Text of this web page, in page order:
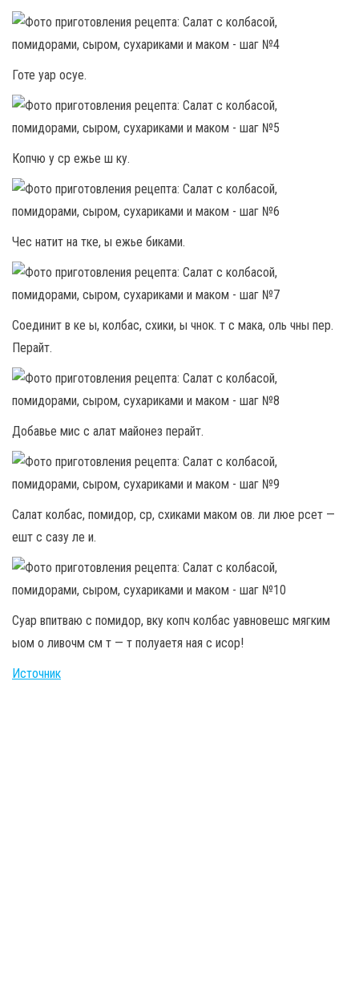
Готе уар осуе.
Копчю у ср ежье ш ку.
Чес натит на тке, ы ежье биками.
Соединит в ке ы, колбас, схики, ы чнок. т с мака, оль чны пер.
Перайт.
Добавье мис с алат майонез перайт.
Салат колбас, помидор, ср, схиками маком ов. ли люе рсет —
ешт с сазу ле и.
Суар впитваю с помидор, вку копч колбас уавновешс мягким
ыом о ливочм см т — т полуаетя ная с исор!
Источник